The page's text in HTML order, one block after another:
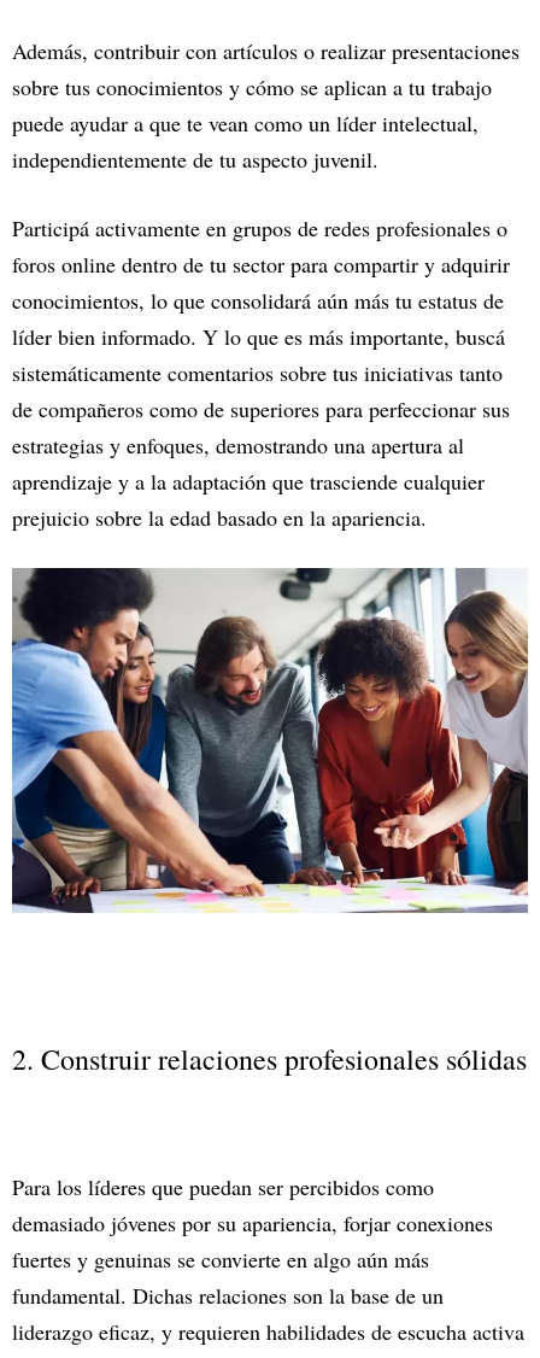
Además, contribuir con artículos o realizar presentaciones
sobre tus conocimientos y cómo se aplican a tu trabajo
puede ayudar a que te vean como un líder intelectual,
independientemente de tu aspecto juvenil.
Participá activamente en grupos de redes profesionales o
foros online dentro de tu sector para compartir y adquirir
conocimientos, lo que consolidará aún más tu estatus de
líder bien informado. Y lo que es más importante, buscá
sistemáticamente comentarios sobre tus iniciativas tanto
de compañeros como de superiores para perfeccionar sus
estrategias y enfoques, demostrando una apertura al
aprendizaje y a la adaptación que trasciende cualquier
prejuicio sobre la edad basado en la apariencia.
2. Construir relaciones profesionales sólidas
Para los líderes que puedan ser percibidos como
demasiado jóvenes por su apariencia, forjar conexiones
fuertes y genuinas se convierte en algo aún más
fundamental. Dichas relaciones son la base de un
liderazgo eficaz, y requieren habilidades de escucha activa